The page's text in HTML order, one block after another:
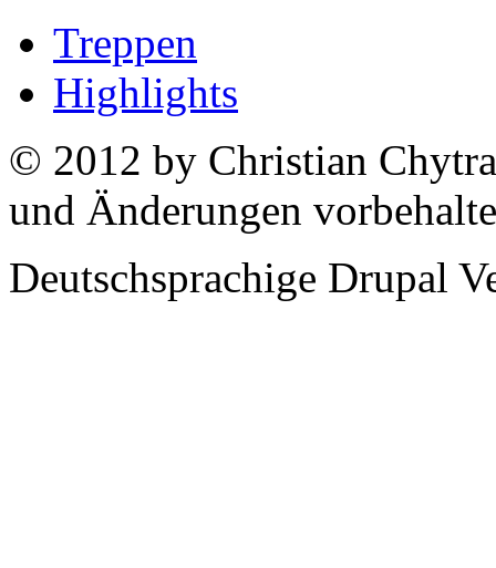
Treppen
Highlights
© 2012 by Christian
und Änderungen
Deutschsprachige Drupal